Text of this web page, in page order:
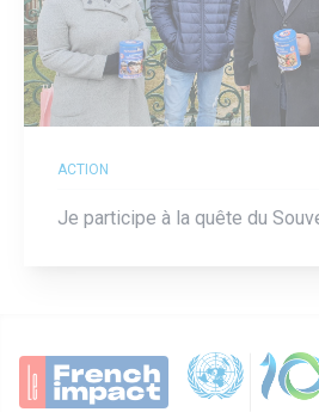
ACTION
Je participe à la quête du